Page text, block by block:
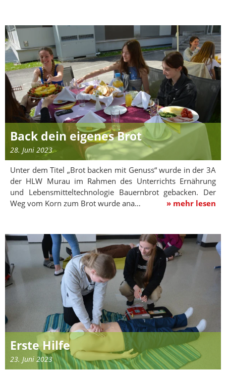
Back dein eigenes Brot
28. Juni 2023
Unter dem Titel „Brot backen mit Genuss“ wurde in der 3A
der HLW Murau im Rahmen des Unterrichts Ernährung
und Lebensmitteltechnologie Bauernbrot gebacken. Der
Weg vom Korn zum Brot wurde ana…
» mehr lesen
Erste Hilfe
23. Juni 2023